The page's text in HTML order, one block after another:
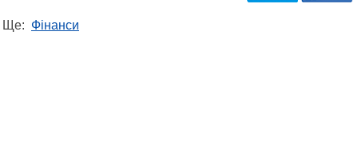
Ще: Фінанси